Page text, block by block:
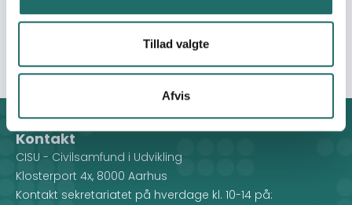
Tillad valgte
Afvis
års NGO samarbejde i "International Network for
Sustainable Energy"(INFORSE).
Kontakt
CISU - Civilsamfund i Udvikling
Klosterport 4x, 8000 Aarhus
Kontakt sekretariatet på hverdage kl. 10-14 på: